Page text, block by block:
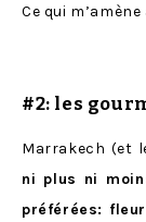
Ce qui
#2: les
Marrakech (et
ni plus ni
préférées: